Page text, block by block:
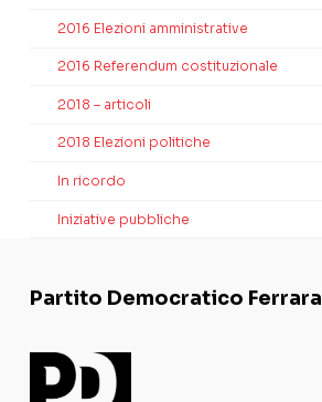
2016 Elezioni amministrative
2016 Referendum costituzionale
2018 – articoli
2018 Elezioni politiche
In ricordo
Iniziative pubbliche
Partito Democratico Ferrara